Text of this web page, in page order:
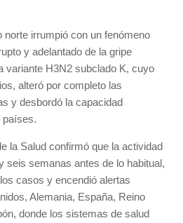
norte irrumpió con un fenómeno
y adelantado de la gripe
variante H3N2 subclado K, cuyo
alteró por completo las
y desbordó la capacidad
países.
la Salud confirmó que la actividad
seis semanas antes de lo habitual,
casos y encendió alertas
Alemania, España, Reino
donde los sistemas de salud